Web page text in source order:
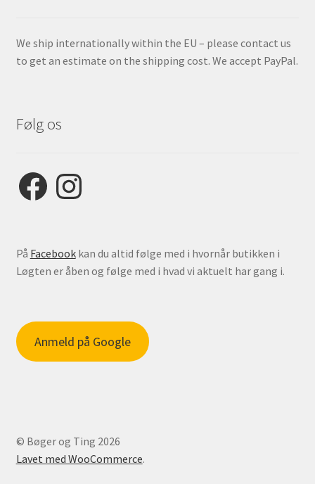
We ship internationally within the EU – please contact us
to get an estimate on the shipping cost. We accept PayPal.
Følg os
FacebookInstagram
På Facebookkan du altid følge med i hvornår butikken i
Løgten er åben og følge med i hvad vi aktuelt har gang i.
Anmeld på Google
© Bøger og Ting 2026
Lavet med WooCommerce.